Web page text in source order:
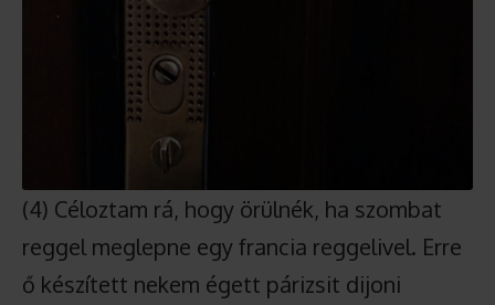
(4) Céloztam rá, hogy örülnék, ha szombat
reggel meglepne egy francia reggelivel. Erre
ő készített nekem égett párizsit dijoni